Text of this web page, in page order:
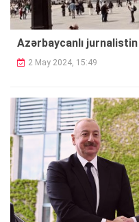
Azərbaycanlı
2 May 2024, 15:49